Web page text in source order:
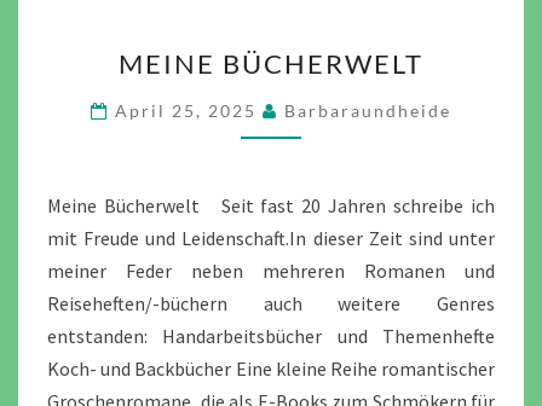
BÜCHERWELT
MEINE BÜCHERWELT
April 25, 2025 Barbaraundheide
Meine Bücherwelt Seit fast 20 Jahren schreibe ich
mit Freude und Leidenschaft.In dieser Zeit sind unter
meiner Feder neben mehreren Romanen und
Reiseheften/-büchern auch weitere Genres
entstanden: Handarbeitsbücher und Themenhefte
Koch- und Backbücher Eine kleine Reihe romantischer